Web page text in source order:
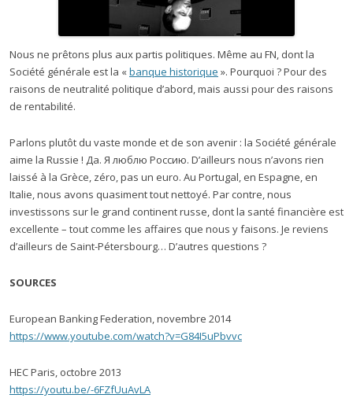
Nous ne prêtons plus aux partis politiques. Même au FN, dont la
Société générale est la «banque historique ». Pourquoi ? Pour des
raisons de neutralité politique d’abord, mais aussi pour des raisons
de rentabilité.
Parlons plutôt du vaste monde et de son avenir : la Société générale
aime la Russie ! Да. Я люблю Россию. D’ailleurs nous n’avons rien
laissé à la Grèce, zéro, pas un euro. Au Portugal, en Espagne, en
Italie, nous avons quasiment tout nettoyé. Par contre, nous
investissons sur le grand continent russe, dont la santé financière est
excellente – tout comme les affaires que nous y faisons. Je reviens
d’ailleurs de Saint-Pétersbourg… D’autres questions ?
SOURCES
European Banking Federation, novembre 2014
https://www.youtube.com/watch?v=G84I5uPbvvc
HEC Paris, octobre 2013
https://youtu.be/-6FZfUuAvLA